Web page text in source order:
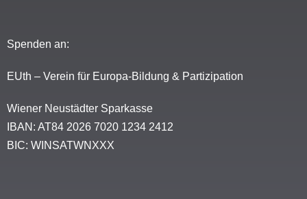
Spenden an:
EUth – Verein für Europa-Bildung & Partizipation
Wiener Neustädter Sparkasse
IBAN: AT84 2026 7020 1234 2412
BIC: WINSATWNXXX